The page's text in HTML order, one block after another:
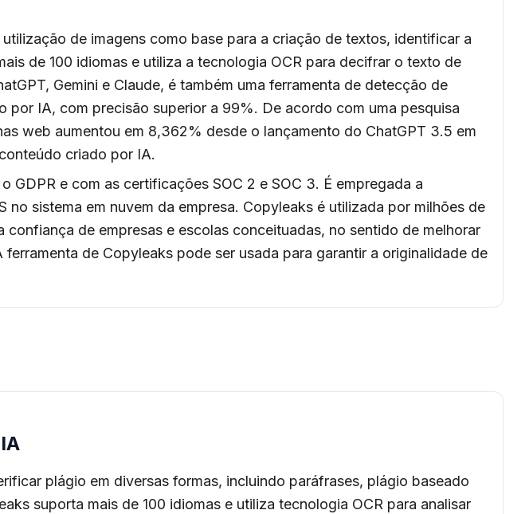
de imagens como base para a criação de textos, identificar a
de 100 idiomas e utiliza a tecnologia OCR para decifrar o texto de
Gemini e Claude, é também uma ferramenta de detecção de
IA, com precisão superior a 99%. De acordo com uma pesquisa
web aumentou em 8,362% desde o lançamento do ChatGPT 3.5 em
criado por IA.
e com as certificações SOC 2 e SOC 3. É empregada a
sistema em nuvem da empresa. Copyleaks é utilizada por milhões de
de empresas e escolas conceituadas, no sentido de melhorar
de Copyleaks pode ser usada para garantir a originalidade de
plágio em diversas formas, incluindo paráfrases, plágio baseado
suporta mais de 100 idiomas e utiliza tecnologia OCR para analisar